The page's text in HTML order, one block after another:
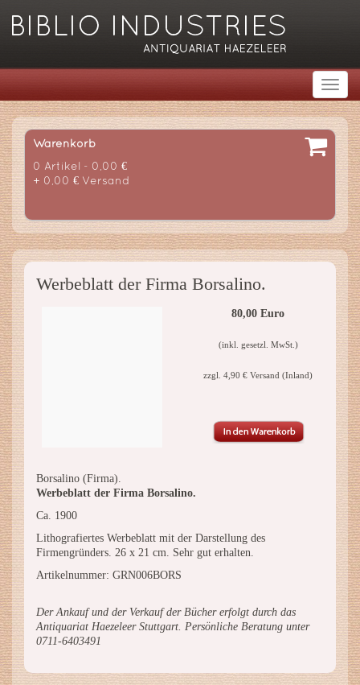
Warenkorb
0 Artikel - 0,00 €
+ 0,00 € Versand
Werbeblatt der Firma Borsalino.
80,00 Euro
(inkl. gesetzl. MwSt.)
zzgl. 4,90 € Versand (Inland)
Borsalino (Firma).
Werbeblatt der Firma Borsalino.
Ca. 1900
Lithografiertes Werbeblatt mit der Darstellung des
Firmengründers. 26 x 21 cm. Sehr gut erhalten.
Artikelnummer: GRN006BORS
Der Ankauf und der Verkauf der Bücher erfolgt durch das
Antiquariat Haezeleer Stuttgart. Persönliche Beratung unter
0711-6403491